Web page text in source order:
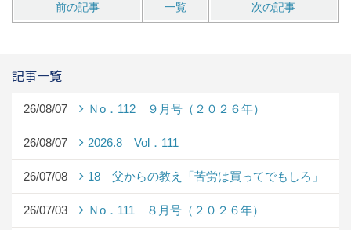
前の記事 一覧 次の記事
記事一覧
26/08/07 Ｎo．112 ９月号（２０２６年）
26/08/07 2026.8 Vol．111
26/07/08 18 父からの教え「苦労は買ってでもしろ」
26/07/03 Ｎo．111 ８月号（２０２６年）